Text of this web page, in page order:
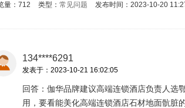
量：712 类型： 常见问题 发布时间：2023-10-20
134****6291
发表于：2023-10-21 16:02:05
回答：伽华品牌建议高端连锁酒店负责人选
用，要看能美化高端连锁酒店石材地面骯脏